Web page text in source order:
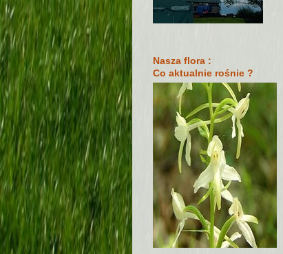
Nasza flora :
Co aktualnie rośnie ?